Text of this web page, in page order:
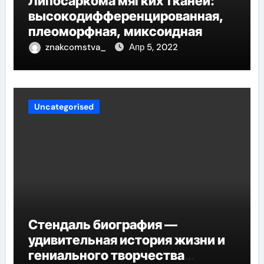
высокодифференцированная,
плеоморфная, миксоидная
znakcomstva_ Апр 5, 2022
Uncategorised
Стендаль биография —
удивительная история жизни и
гениального творчества